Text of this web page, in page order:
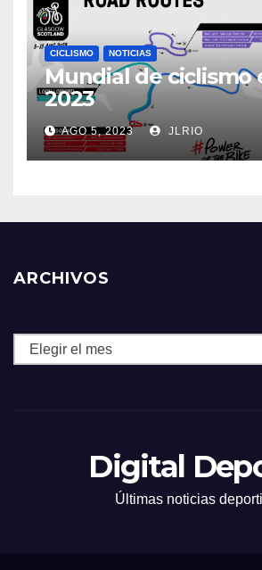
CICLISMO NOTICIAS
Mundial de ciclismo
2023
AGO 5, 2023 JLRIO
ARCHIVOS
Archivos
Digital
Últimas noticias